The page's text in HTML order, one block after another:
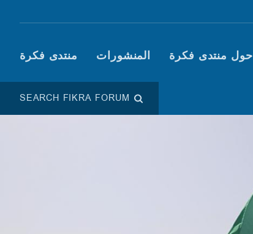
Main navigation
حول منتدى فكرة المنشورات منتدى فكرة
SEARCH FIKRA FORUM